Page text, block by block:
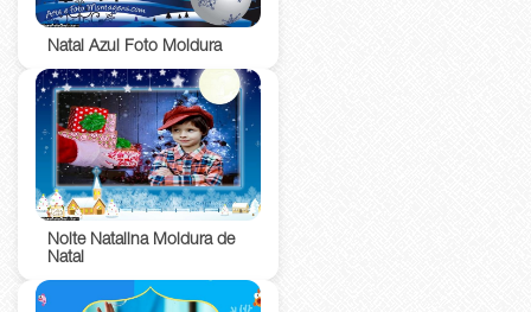
Natal Azul Foto Moldura
Noite Natalina Moldura de
Natal